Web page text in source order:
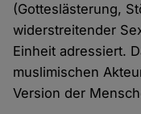
(Gotteslästerung,
widerstreitender
Einheit adressiert.
muslimischen
Version der